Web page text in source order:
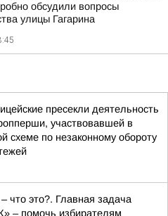
обсудили вопросы
улицы Гагарина
пресекли деятельность
участвовавшей в
схеме по незаконному обороту
что это?. Главная задача
– помочь избирателям